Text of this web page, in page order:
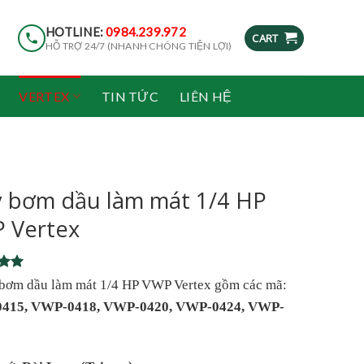
HOTLINE:0984.239.972
HỖ TRỢ 24/7 (NHANH CHÓNG TIỆN LỢI)
CART
VERTEX TIN TỨC LIÊN HỆ
bơm dầu làm mát 1/4 HP
Vertex
dầu làm mát 1/4 HP VWP Vertex gồm các mã:
VWP-0418, VWP-0420, VWP-0424, VWP-